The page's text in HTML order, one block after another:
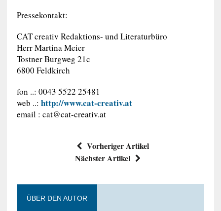
Pressekontakt:
CAT creativ Redaktions- und Literaturbüro
Herr Martina Meier
Tostner Burgweg 21c
6800 Feldkirch
fon ..: 0043 5522 25481
web ..: http://www.cat-creativ.at
email : cat@cat-creativ.at
Vorheriger Artikel
Nächster Artikel
ÜBER DEN AUTOR